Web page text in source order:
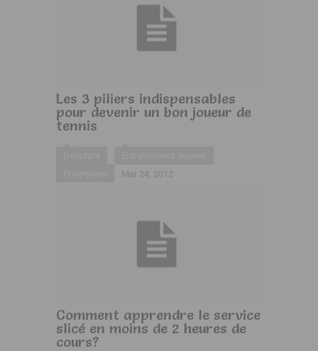
Les 3 piliers indispensables
pour devenir un bon joueur de
tennis
Mar 24, 2012
Comment apprendre le service
slicé en moins de 2 heures de
cours?